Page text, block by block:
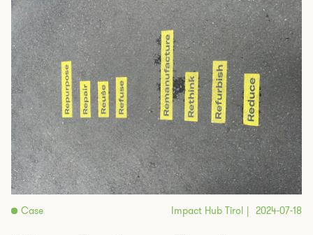
Case Impact Hub Tirol 2024-07-18